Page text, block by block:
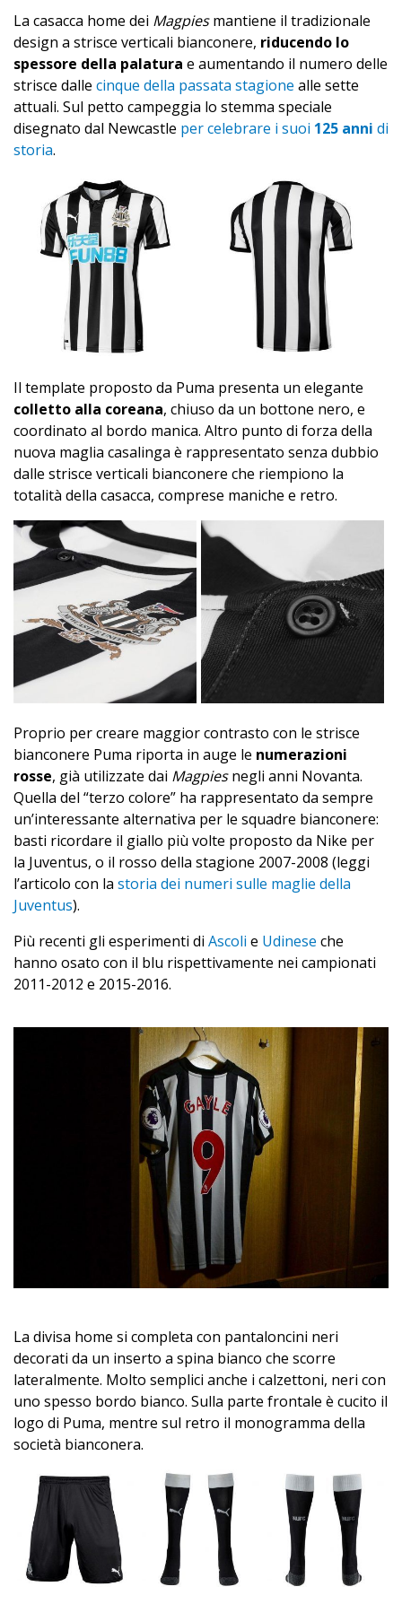
La casacca home dei Magpiesmantiene il tradizionale
design a strisce verticali bianconere, riducendo lo
spessore della palatura e aumentando il numero delle
strisce dalle cinque della passata stagione alle sette
attuali. Sul petto campeggia lo stemma speciale
disegnato dal Newcastle per celebrare i suoi 125 anni di
storia.
Il template proposto da Puma presenta un elegante
colletto alla coreana, chiuso da un bottone nero, e
coordinato al bordo manica. Altro punto di forza della
nuova maglia casalinga è rappresentato senza dubbio
dalle strisce verticali bianconere che riempiono la
totalità della casacca, comprese maniche e retro.
Proprio per creare maggior contrasto con le strisce
bianconere Puma riporta in auge le numerazioni
rosse, già utilizzate dai Magpiesnegli anni Novanta.
Quella del “terzo colore” ha rappresentato da sempre
un’interessante alternativa per le squadre bianconere:
basti ricordare il giallo più volte proposto da Nike per
la Juventus, o il rosso della stagione 2007-2008 (leggi
l’articolo con la storia dei numeri sulle maglie della
Juventus).
Più recenti gli esperimenti di Ascoli e Udinese che
hanno osato con il blu rispettivamente nei campionati
2011-2012 e 2015-2016.
La divisa home si completa con pantaloncini neri
decorati da un inserto a spina bianco che scorre
lateralmente. Molto semplici anche i calzettoni, neri con
uno spesso bordo bianco. Sulla parte frontale è cucito il
logo di Puma, mentre sul retro il monogramma della
società bianconera.